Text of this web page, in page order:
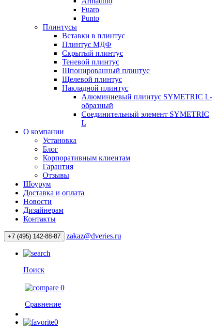
Fuaro
Punto
Плинтусы
Вставки в плинтус
Плинтус МДФ
Скрытый плинтус
Теневой плинтус
Шпонированный плинтус
Щелевой плинтус
Накладной плинтус
Алюминиевый плинтус SYMETRIC L-
образный
Соединительный элемент SYMETRIC
L
О компании
Установка
Блог
Корпоративным клиентам
Гарантия
Отзывы
Шоурум
Доставка и оплата
Новости
Дизайнерам
Контакты
+7 (495) 142-88-87 zakaz@dveries.ru
Поиск
0
Сравнение
0